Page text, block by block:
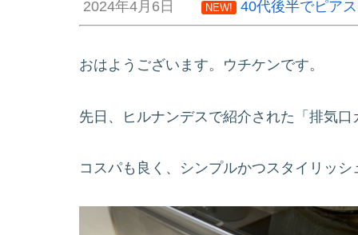
2024年4月6日 NEW! 40代後半でピア
おはようございます。ウチケンです。
先日、ヒルナンデスで紹介された「排気
コスパも良く、シンプルかつスタイリッ